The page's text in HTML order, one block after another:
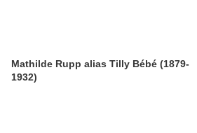
Mathilde Rupp alias Tilly Bébé (1879-
1932)